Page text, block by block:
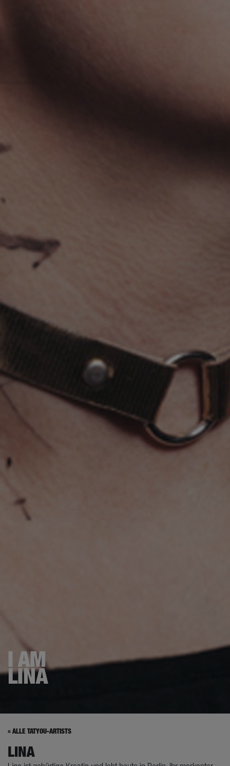
I AM
LINA
« ALLE TATYOU-ARTISTS
LINA